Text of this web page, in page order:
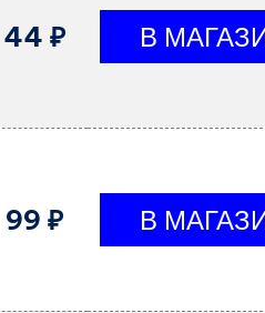
44 ₽
99 ₽